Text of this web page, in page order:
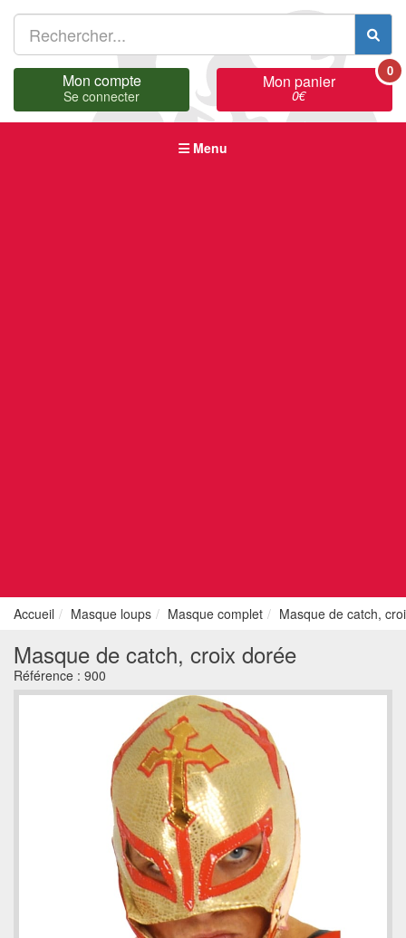
Mon compte
Se connecter
Mon panier
0€
0
Menu
Accueil Masque loups Masque complet Masque de catch,
Masque de catch, croix dorée
Référence : 900